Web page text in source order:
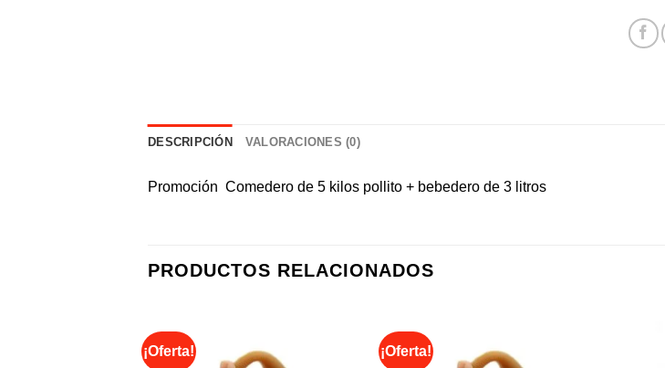
DESCRIPCIÓN VALORACIONES (0)
Promoción Comedero de 5 kilos pollito + bebedero de 3 litros
PRODUCTOS RELACIONADOS
¡Oferta! ¡Oferta!